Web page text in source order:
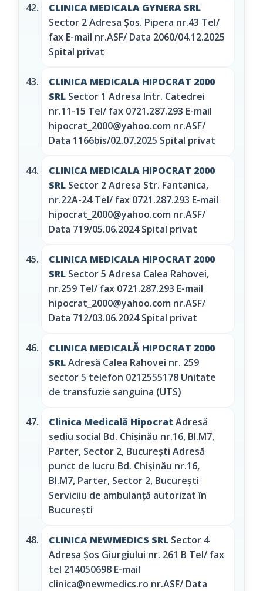
CLINICA MEDICALA GYNERA SRL
Sector 2 Adresa Şos. Pipera nr.43 Tel/
fax E-mail nr.ASF/ Data 2060/04.12.2025
Spital privat
CLINICA MEDICALA HIPOCRAT 2000
SRL Sector 1 Adresa Intr. Catedrei
nr.11-15 Tel/ fax 0721.287.293 E-mail
hipocrat_2000@yahoo.com nr.ASF/
Data 1166bis/02.07.2025 Spital privat
CLINICA MEDICALA HIPOCRAT 2000
SRL Sector 2 Adresa Str. Fantanica,
nr.22A-24 Tel/ fax 0721.287.293 E-mail
hipocrat_2000@yahoo.com nr.ASF/
Data 719/05.06.2024 Spital privat
CLINICA MEDICALA HIPOCRAT 2000
SRL Sector 5 Adresa Calea Rahovei,
nr.259 Tel/ fax 0721.287.293 E-mail
hipocrat_2000@yahoo.com nr.ASF/
Data 712/03.06.2024 Spital privat
CLINICA MEDICALĂ HIPOCRAT 2000
SRLAdresă Calea Rahovei nr. 259
sector 5 telefon 0212555178 Unitate
de transfuzie sanguina (UTS)
Clinica Medicală Hipocrat Adresă
sediu social Bd. Chișinău nr.16, Bl.M7,
Parter, Sector 2, București Adresă
punct de lucru Bd. Chișinău nr.16,
Bl.M7, Parter, Sector 2, București
Serviciiu de ambulanță autorizat în
București
CLINICA NEWMEDICS SRL Sector 4
Adresa Şos Giurgiului nr. 261 B Tel/ fax
tel 214050698 E-mail
clinica@newmedics.ro nr.ASF/ Data